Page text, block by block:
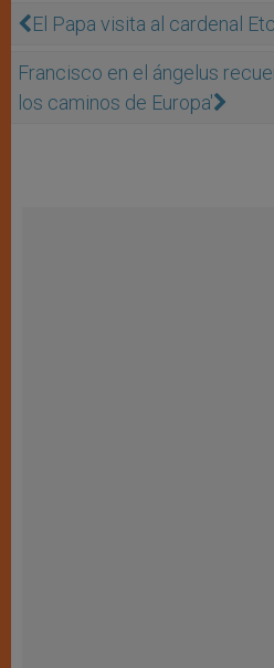
El Papa visita al cardenal
Francisco en el ángelus
los caminos de Europa'